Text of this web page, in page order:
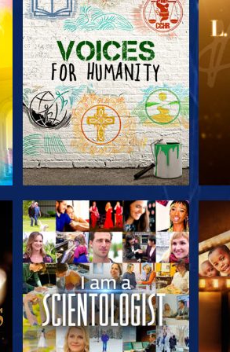
EXPLORE A SÉRIE